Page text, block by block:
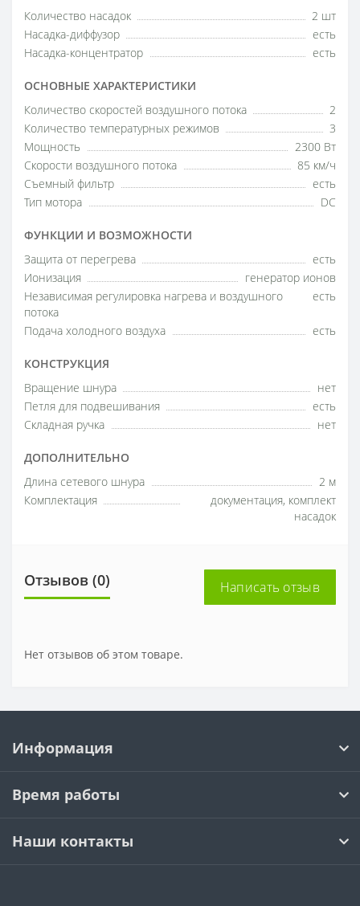
Количество насадок
2 шт
Насадка-диффузор
есть
Насадка-концентратор
есть
ОСНОВНЫЕ ХАРАКТЕРИСТИКИ
Количество скоростей воздушного потока
2
Количество температурных режимов
3
Мощность
2300 Вт
Скорости воздушного потока
85 км/ч
Съемный фильтр
есть
Тип мотора
DC
ФУНКЦИИ И ВОЗМОЖНОСТИ
Защита от перегрева
есть
Ионизация
генератор ионов
Независимая регулировка нагрева и воздушного
потока
есть
Подача холодного воздуха есть
КОНСТРУКЦИЯ
Вращение шнура
нет
Петля для подвешивания
есть
Складная ручка
нет
ДОПОЛНИТЕЛЬНО
Длина сетевого шнура
2 м
Комплектация
документация, комплект
насадок
Отзывов (0) Написать отзыв
Нет отзывов об этом товаре.
Информация
Время работы
Наши контакты